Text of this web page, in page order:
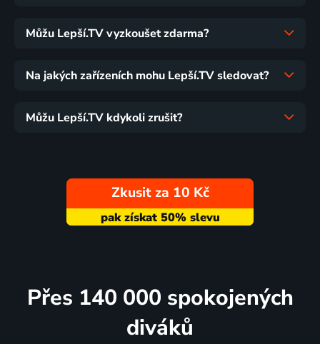
Můžu Lepší.TV vyzkoušet zdarma?
Na jakých zařízeních mohu Lepší.TV sledovat?
Můžu Lepší.TV kdykoli zrušit?
Zkusit za 10 Kč
Přes 140 000 spokojených
diváků